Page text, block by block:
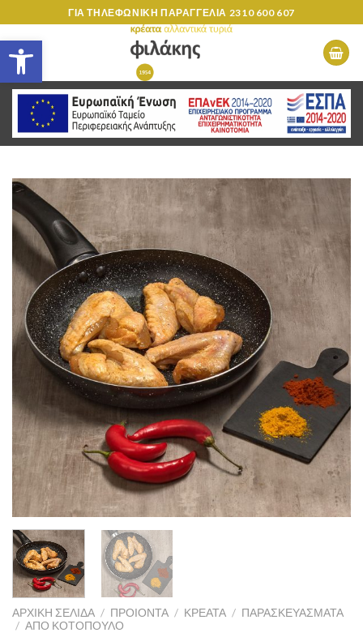
Ανοίξτε τη γραμμή εργαλείων
to
content
ΓΙΑ ΤΗΛΕΦΩΝΙΚΗ ΠΑΡΑΓΓΕΛΙΑ 2310 600 607
ΑΡΧΙΚΉ ΣΕΛΊΔΑ / ΠΡΟΙΟΝΤΑ / ΚΡΕΑΤΑ / ΠΑΡΑΣΚΕΥΆΣΜΑΤΑ
/ ΑΠΟ ΚΟΤΟΠΟΥΛΟ